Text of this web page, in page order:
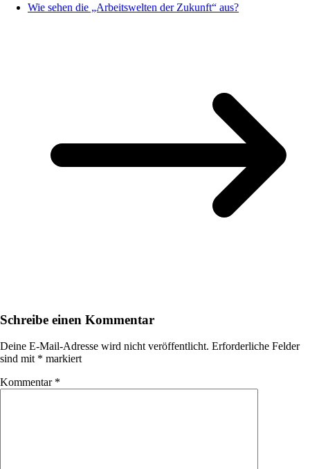
Wie sehen die „Arbeitswelten der Zukunft“ aus?
Schreibe einen Kommentar
Deine E-Mail-Adresse wird nicht veröffentlicht. Erforderliche Felder
sind mit * markiert
Kommentar *